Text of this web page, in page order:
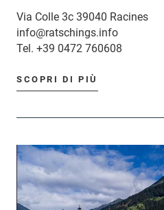
Via Colle 3c 39040 Racines
info@ratschings.info
Tel. +39 0472 760608
SCOPRI DI PIÙ